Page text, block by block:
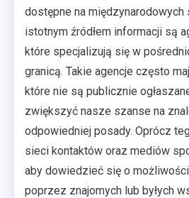
dostępne na międzynarodowych
istotnym źródłem informacji są
które specjalizują się w
granicą. Takie agencje często
które nie są publicznie
zwiększyć nasze szanse na
odpowiedniej posady. Oprócz
sieci kontaktów oraz mediów
aby dowiedzieć się o
poprzez znajomych lub byłych